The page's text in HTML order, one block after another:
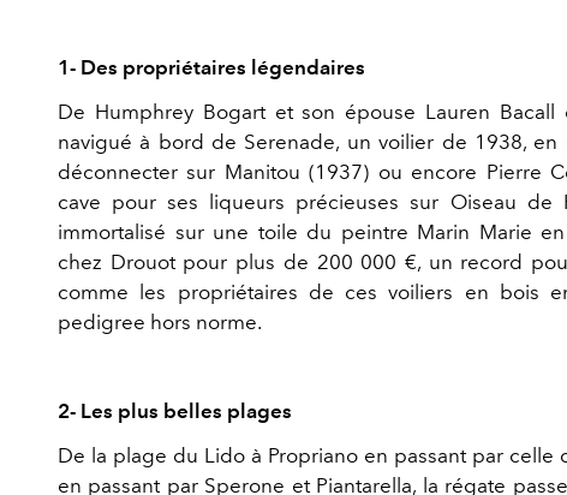
1- Des propriétaires légendaires
De Humphrey Bogart et son épouse Lauren
navigué à bord de Serenade, un voilier de 1938, en
déconnecter sur Manitou (1937) ou encore Pierre
cave pour ses liqueurs précieuses sur Oiseau de
immortalisé sur une toile du peintre Marin Marie
chez Drouot pour plus de 200 000 €, un record
comme les propriétaires de ces voiliers en bois
pedigree hors norme.
2- Les plus belles plages
De la plage du Lido à Propriano en passant par celle
en passant par Sperone et Piantarella, la régate